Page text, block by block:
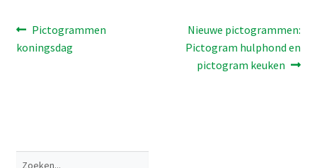
Bericht
navigatie
Vorig
bericht:
Pictogrammen
koningsdag
Volgend
bericht:
Nieuwe pictogrammen:
Pictogram hulphond en
pictogram keuken